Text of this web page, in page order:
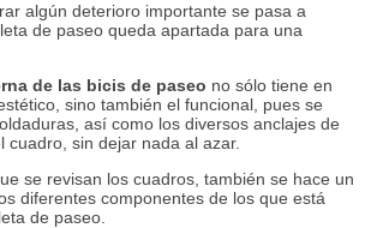
algún deterioro importante se pasa a
de paseo queda apartada para una
de las bicis de paseo no sólo tiene en
sino también el funcional, pues se
así como los diversos anclajes de
cuadro, sin dejar nada al azar.
se revisan los cuadros, también se hace un
diferentes componentes de los que está
de paseo.